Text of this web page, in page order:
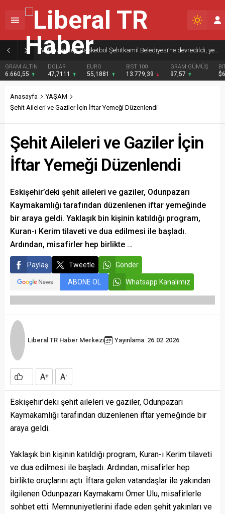
Gaziantep Basketbol Şehitkamil Belediyesi’ne devredildi, yeni hedef Süper Lig
ALTIN DOLAR
47,7111 55,1881
BIST 100
13.779,39
GRAM GÜMÜŞ
97,57
BITCOIN
$65041
Anasayfa
YAŞAM
Şehit Aileleri ve Gaziler İçin İftar Yemeği Düzenlendi
Şehit Aileleri ve Gaziler İçin
İftar Yemeği Düzenlendi
Eskişehir’deki şehit aileleri ve gaziler, Odunpazarı
Kaymakamlığı tarafından düzenlenen iftar yemeğinde
bir araya geldi. Yaklaşık bin kişinin katıldığı program,
Kuran-ı Kerim tilaveti ve dua edilmesi ile başladı.
Ardından, misafirler hep birlikte …
Paylaş Tweetle Gönder
ABONE OL Whatsapp Kanalımız
Liberal TR Haber Merkezi Yayınlama: 26.02.2026
A+ A-
Eskişehir’deki şehit aileleri ve gaziler, Odunpazarı
Kaymakamlığı tarafından düzenlenen iftar yemeğinde bir
araya geldi.
Yaklaşık bin kişinin katıldığı program, Kuran-ı Kerim tilaveti
ve dua edilmesi ile başladı. Ardından, misafirler hep
birlikte oruçlarını açtı. İftara gelen vatandaşlar ile yakından
ilgilenen Odunpazarı Kaymakamı Ömer Ulu, misafirlerle
sohbet etti. Memnuniyetlerini ifade eden şehit yakınları ve